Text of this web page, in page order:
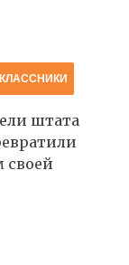
штата
своей